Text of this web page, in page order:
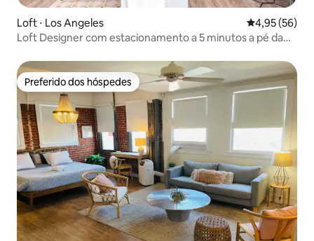
Loft ⋅ Los Angeles 4,95 de uma
4,95 (56)
Loft Designer com estacionamento a 5 minutos a pé da
Preferido dos hóspedes
Preferido dos hóspedes